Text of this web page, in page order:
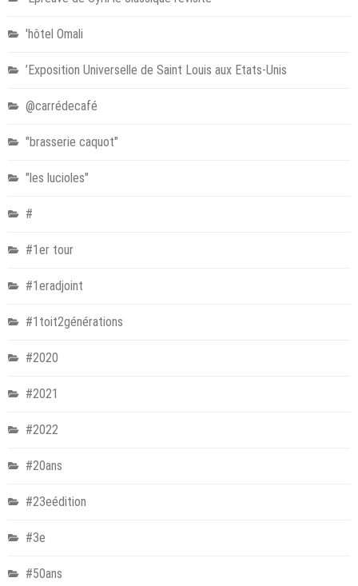
'hôtel Omali
’Exposition Universelle de Saint Louis aux Etats-Unis
@carrédecafé
"brasserie caquot"
"les lucioles"
#
#1er tour
#1eradjoint
#1toit2générations
#2020
#2021
#2022
#20ans
#23eédition
#3e
#50ans